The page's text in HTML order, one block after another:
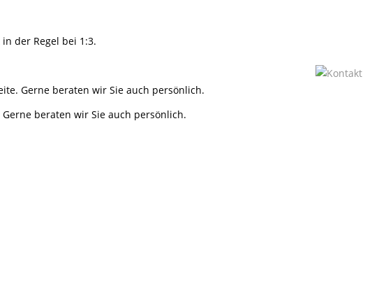
der Regel bei 1:3.
Gerne beraten wir Sie auch persönlich.
beraten wir Sie auch persönlich.